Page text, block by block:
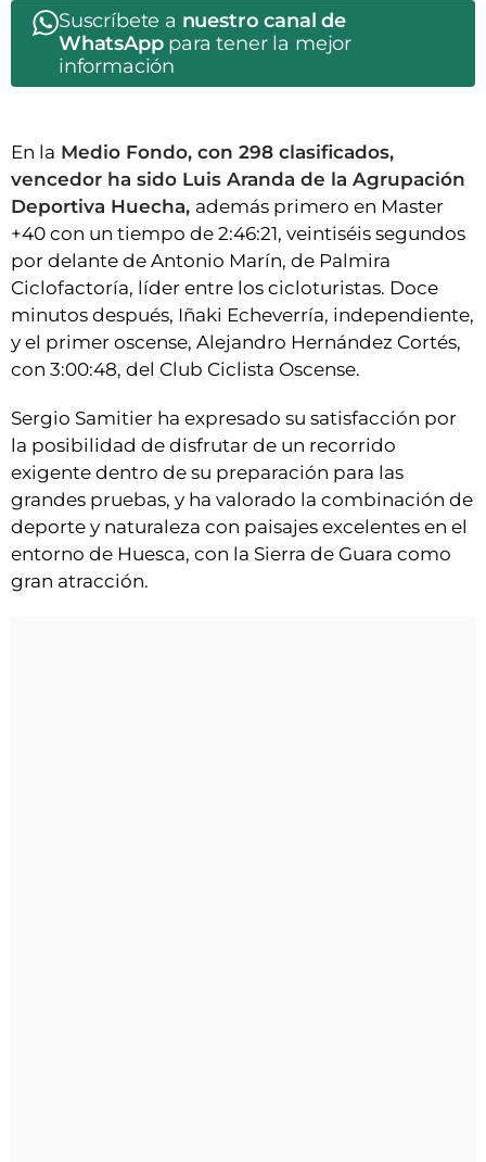
Suscríbete a nuestro canal de
WhatsApppara tener la mejor
información
En la Medio Fondo, con 298 clasificados,
vencedor ha sido Luis Aranda de la Agrupación
Deportiva Huecha, además primero en Master
+40 con un tiempo de 2:46:21, veintiséis segundos
por delante de Antonio Marín, de Palmira
Ciclofactoría, líder entre los cicloturistas. Doce
minutos después, Iñaki Echeverría, independiente,
y el primer oscense, Alejandro Hernández Cortés,
con 3:00:48, del Club Ciclista Oscense.
Sergio Samitier ha expresado su satisfacción por
la posibilidad de disfrutar de un recorrido
exigente dentro de su preparación para las
grandes pruebas, y ha valorado la combinación de
deporte y naturaleza con paisajes excelentes en el
entorno de Huesca, con la Sierra de Guara como
gran atracción.